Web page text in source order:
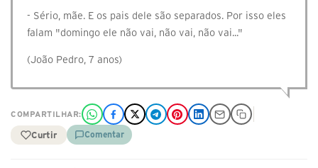
- Sério, mãe. E os pais dele são separados. Por isso eles
falam "domingo ele não vai, não vai, não vai..."
(João Pedro, 7 anos)
COMPARTILHAR:
Curtir Comentar